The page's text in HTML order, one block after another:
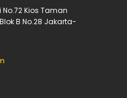
Kios Taman
B No.28 Jakarta-